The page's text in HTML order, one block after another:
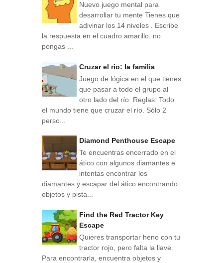
Nuevo juego mental para
desarrollar tu mente Tienes que
adivinar los 14 niveles . Escribe
la respuesta en el cuadro amarillo, no
pongas ...
Cruzar el rio: la familia
Juego de lógica en el que tienes
que pasar a todo el grupo al
otro lado del río. Reglas: Todo
el mundo tiene que cruzar el río. Sólo 2
perso...
Diamond Penthouse Escape
Te encuentras encerrado en el
ático con algunos diamantes e
intentas encontrar los
diamantes y escapar del ático encontrando
objetos y pista...
Find the Red Tractor Key
Escape
Quieres transportar heno con tu
tractor rojo, pero falta la llave.
Para encontrarla, encuentra objetos y